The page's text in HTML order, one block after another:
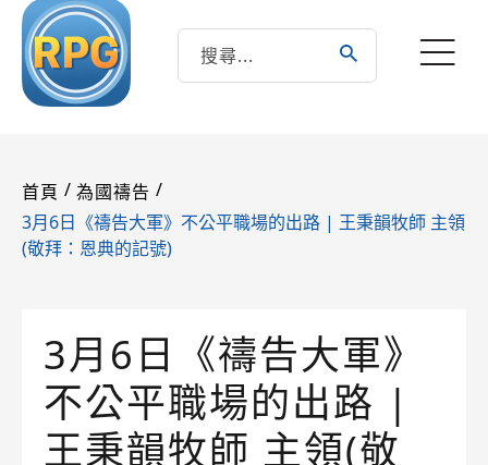
首頁 / 為國禱告 /
3月6日《禱告大軍》不公平職場的出路 | 王秉韻牧師 主領
(敬拜：恩典的記號)
3月6日《禱告大軍》
不公平職場的出路 |
王秉韻牧師 主領(敬